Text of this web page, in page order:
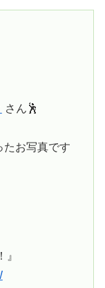
さん🕺
たお写真です